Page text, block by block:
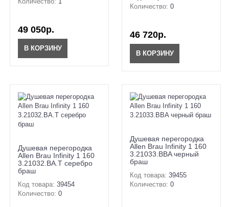
49 050р.
В КОРЗИНУ
Количество: 0
46 720р.
В КОРЗИНУ
Душевая перегородка
Allen Brau Infinity 1 160
3.21032.BA.T серебро
браш
Код товара: 39454
Количество: 0
Душевая перегородка
Allen Brau Infinity 1 160
3.21033.BBA черный
браш
Код товара: 39455
Количество: 0